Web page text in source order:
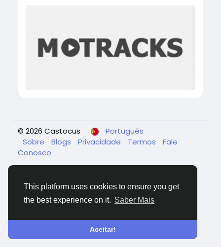
This platform uses cookies to ensure you get
the best experience on it. Saber Mais
Aceitar!
© 2026 Castocus
Português
Sobre
Blogs Privacidade Termos
Fale
Conosco